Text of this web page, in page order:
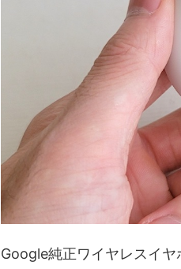
Google純正ワイヤレスイ